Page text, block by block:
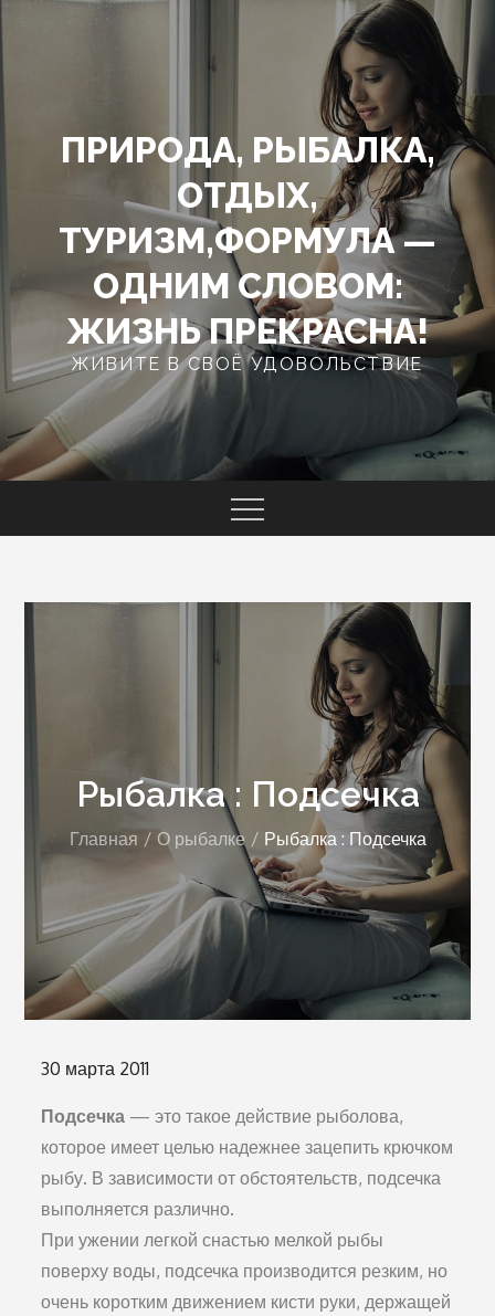
ПРИРОДА, РЫБАЛКА,
ОТДЫХ,
ТУРИЗМ,ФОРМУЛА —
ОДНИМ СЛОВОМ:
ЖИЗНЬ ПРЕКРАСНА!
ЖИВИТЕ В СВОЁ УДОВОЛЬСТВИЕ
Рыбалка : Подсечка
Главная О рыбалке Рыбалка : Подсечка
Опубликовано
30 марта 2011
Подсечка — это та­кое действие рыболова,
которое имеет целью надежнее зацепить крючком
рыбу. В зависимости от обстоятельств, подсечка
выпол­няется различно.
При ужении легкой снастью мелкой рыбы
поверху воды, под­сечка производится резким, но
очень коротким движением кис­ти руки, держащей